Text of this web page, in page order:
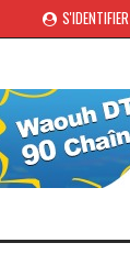
S'IDENTIFIER